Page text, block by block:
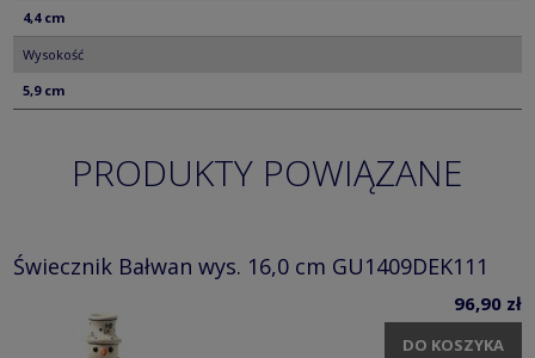
4,4 cm
Wysokość
5,9 cm
PRODUKTY POWIĄZANE
Świecznik Bałwan wys. 16,0 cm GU1409DEK111
96,90 zł
DO KOSZYKA